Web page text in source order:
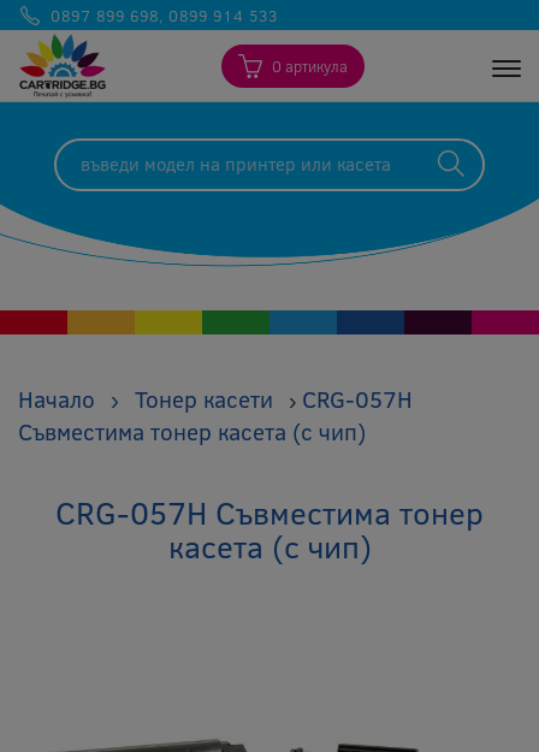
0897 899 698, 0899 914 533
0 артикула
Начало › Тонер касети › CRG-057H
Съвместима тонер касета (с чип)
CRG-057H Съвместима тонер
касета (с чип)